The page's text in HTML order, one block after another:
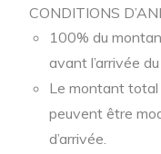
CONDITIONS
100% du
avant l’arrivée
Le montant total
peuvent être
d’arrivée.